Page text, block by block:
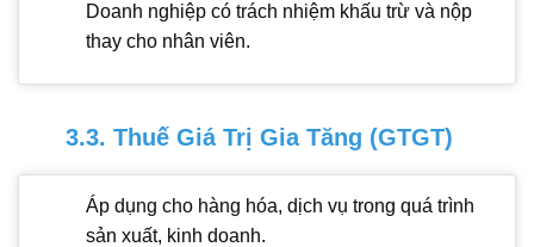
Doanh nghiệp có trách nhiệm khấu trừ và nộp
thay cho nhân viên.
3.3. Thuế Giá Trị Gia Tăng (GTGT)
Áp dụng cho hàng hóa, dịch vụ trong quá trình
sản xuất, kinh doanh.